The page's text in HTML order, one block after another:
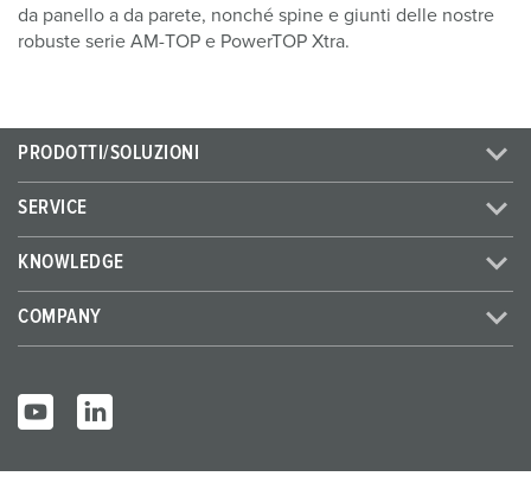
da panello a da parete, nonché spine e giunti delle nostre
robuste serie AM-TOP e PowerTOP Xtra.
PRODOTTI/SOLUZIONI
SERVICE
KNOWLEDGE
COMPANY